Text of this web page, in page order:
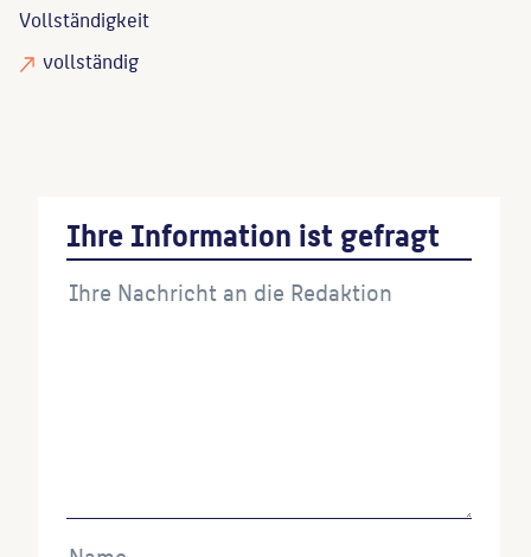
Vollständigkeit
vollständig
Ihre Information ist gefragt